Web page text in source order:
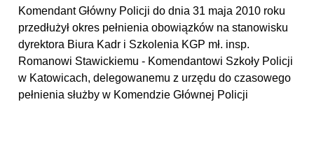
Komendant Główny Policji do dnia 31 maja 2010 roku
przedłużył okres pełnienia obowiązków na stanowisku
dyrektora Biura Kadr i Szkolenia KGP mł. insp.
Romanowi Stawickiemu - Komendantowi Szkoły Policji
w Katowicach, delegowanemu z urzędu do czasowego
pełnienia służby w Komendzie Głównej Policji